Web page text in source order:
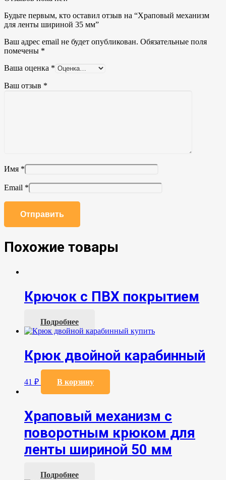
Будьте первым, кто оставил отзыв на “Храповый механизм
для ленты шириной 35 мм”
Ваш адрес email не будет опубликован. Обязательные поля
помечены *
Ваша оценка *
Ваш отзыв *
Имя *
Email *
Похожие товары
Крючок с ПВХ покрытием
Подробнее
Крюк двойной карабинный
41 ₽ В корзину
Храповый механизм с
поворотным крюком для
ленты шириной 50 мм
Подробнее